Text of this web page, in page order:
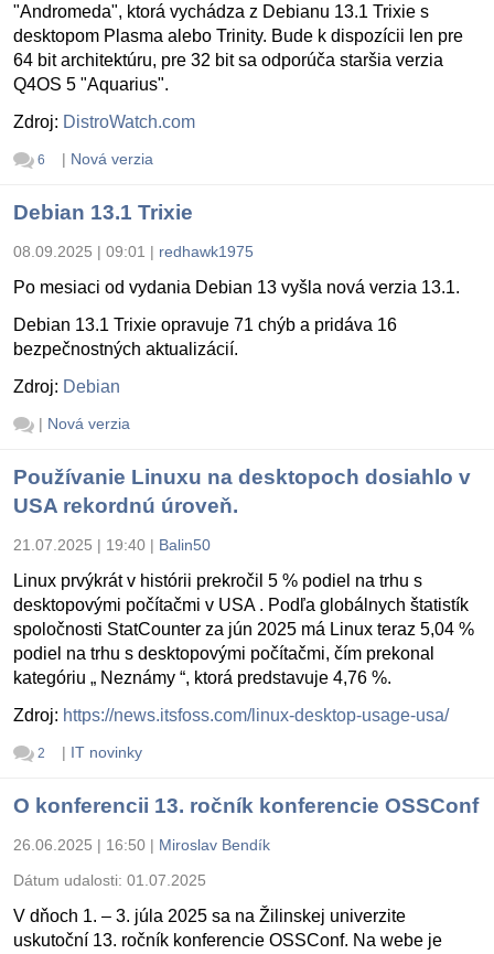
"Andromeda", ktorá vychádza z Debianu 13.1 Trixie s
desktopom Plasma alebo Trinity. Bude k dispozícii len pre
64 bit architektúru, pre 32 bit sa odporúča staršia verzia
Q4OS 5 "Aquarius".
Zdroj: DistroWatch.com
6 | Nová verzia
Debian 13.1 Trixie
08.09.2025 | 09:01 | redhawk1975
Po mesiaci od vydania Debian 13 vyšla nová verzia 13.1.
Debian 13.1 Trixie opravuje 71 chýb a pridáva 16
bezpečnostných aktualizácií.
Zdroj: Debian
| Nová verzia
Používanie Linuxu na desktopoch dosiahlo v
USA rekordnú úroveň.
21.07.2025 | 19:40 | Balin50
Linux prvýkrát v histórii prekročil 5 % podiel na trhu s
desktopovými počítačmi v USA . Podľa globálnych štatistík
spoločnosti StatCounter za jún 2025 má Linux teraz 5,04 %
podiel na trhu s desktopovými počítačmi, čím prekonal
kategóriu „ Neznámy “, ktorá predstavuje 4,76 %.
Zdroj: https://news.itsfoss.com/linux-desktop-usage-usa/
2 | IT novinky
O konferencii 13. ročník konferencie OSSConf
26.06.2025 | 16:50 | Miroslav Bendík
Dátum udalosti: 01.07.2025
V dňoch 1. – 3. júla 2025 sa na Žilinskej univerzite
uskutoční 13. ročník konferencie OSSConf. Na webe je